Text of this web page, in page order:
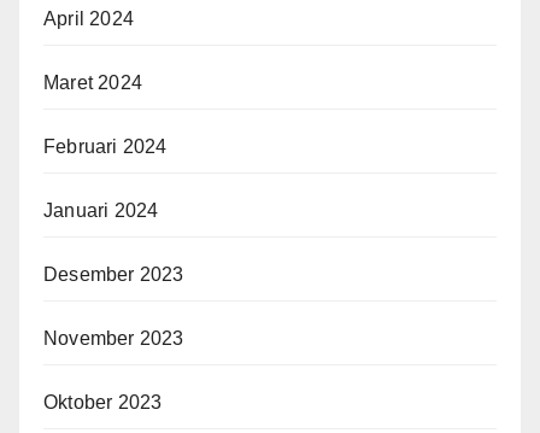
April 2024
Maret 2024
Februari 2024
Januari 2024
Desember 2023
November 2023
Oktober 2023